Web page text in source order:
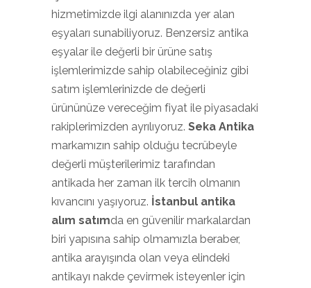
hizmetimizde ilgi alanınızda yer alan
eşyaları sunabiliyoruz. Benzersiz antika
eşyalar ile değerli bir ürüne satış
işlemlerimizde sahip olabileceğiniz gibi
satım işlemlerinizde de değerli
ürününüze vereceğim fiyat ile piyasadaki
rakiplerimizden ayrılıyoruz. Seka Antika
markamızın sahip olduğu tecrübeyle
değerli müşterilerimiz tarafından
antikada her zaman ilk tercih olmanın
kıvancını yaşıyoruz. İstanbul antika
alım satımda en güvenilir markalardan
biri yapısına sahip olmamızla beraber,
antika arayışında olan veya elindeki
antikayı nakde çevirmek isteyenler için